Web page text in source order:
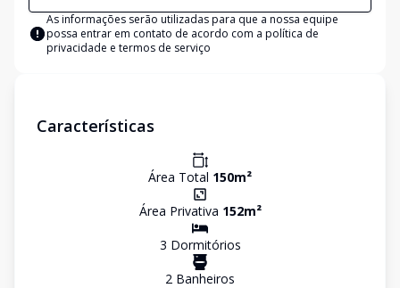
As informações serão utilizadas para que a nossa equipe
possa entrar em contato de acordo com a política de
privacidade e termos de serviço
Características
Área Total 150m²
Área Privativa 152m²
3 Dormitórios
2 Banheiros